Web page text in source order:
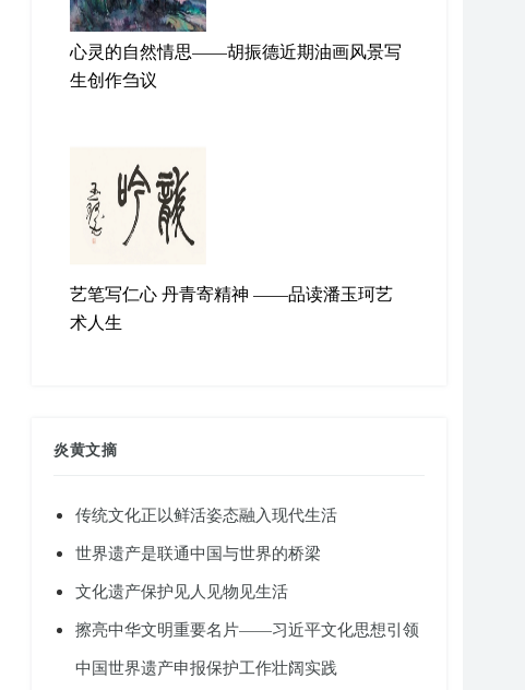
心灵的自然情思——胡振德近期油画风景写
生创作刍议
艺笔写仁心 丹青寄精神 ——品读潘玉珂艺
术人生
炎黄文摘
传统文化正以鲜活姿态融入现代生活
世界遗产是联通中国与世界的桥梁
文化遗产保护见人见物见生活
擦亮中华文明重要名片——习近平文化思想引领
中国世界遗产申报保护工作壮阔实践